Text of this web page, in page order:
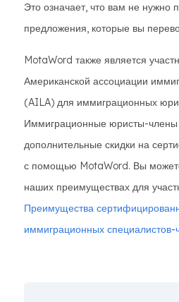
Это означает, что вам не нужно
предложения, которые вы
MotaWord также является
Американской ассоциации
(AILA) для иммиграционных
Иммиграционные юристы-члены
дополнительные скидки на
с помощью MotaWord. Вы
наших преимуществах для
Преимущества
иммиграционных